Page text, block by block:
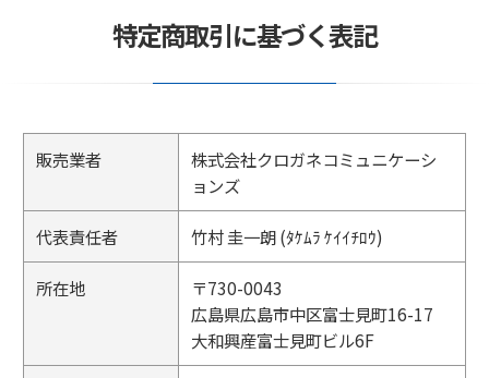
特定商取引に基づく表記
販売業者
株式会社クロガネコミュニケーシ
ョンズ
代表責任者 竹村 圭一朗 (ﾀｹﾑﾗ ｹｲｲﾁﾛｳ)
所在地
〒730-0043
広島県広島市中区富士見町16-17
大和興産富士見町ビル6F